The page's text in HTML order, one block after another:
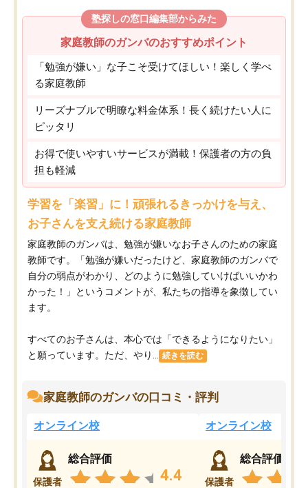
塾探しの窓口編集部からみた
家庭教師のガンバのおすすめポイント
「勉強が嫌い」な子こそ受けてほしい！楽しく学べ
る家庭教師
リーズナブルで明瞭な料金体系！長く続けたい人に
ピッタリ
お得で使いやすいサービスが満載！保護者の方の負
担も軽減
学習を「楽習」に！頑張れるきっかけを与え、
お子さんを支え続ける家庭教師
家庭教師のガンバは、勉強が嫌いなお子さんのための家庭
教師です。「勉強が嫌いだったけど、家庭教師のガンバで
自分の弱点がわかり、どのように勉強していけばいいかわ
かった！」というコメントが、私たちの指導を象徴してい
ます。
すべてのお子さんは、本心では「できるようになりたい」
と願っています。ただ、やり...
続きを読む
家庭教師のガンバの口コミ・評判
オンライン校
保護者
総合評価
4.4
オンライン校
保護者
総合評価